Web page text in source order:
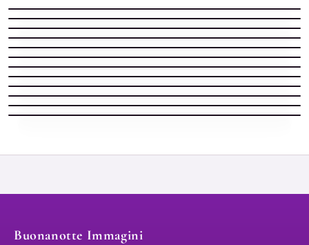
Buonanotte bellissima dolce
Buonanotte tazza cappuccino
Buonanotte cielo stellato
Buonanotte cerbiatto chiaro
Buonanotte girasoli barattolo
Buonanotte prato crochi
Buonanotte orsetto bianco
Buonanotte serena
Buonanotte estiva con luna piena tra i rami di gelsomino
Buonanotte intima
Buonanotte Immagini